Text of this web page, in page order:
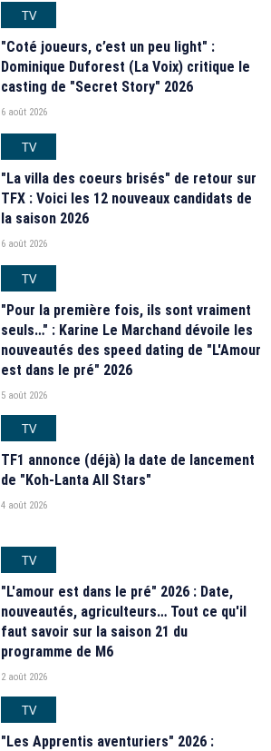
TV
"Coté joueurs, c’est un peu light" :
Dominique Duforest (La Voix) critique le
casting de "Secret Story" 2026
6 août 2026
TV
"La villa des coeurs brisés" de retour sur
TFX : Voici les 12 nouveaux candidats de
la saison 2026
6 août 2026
TV
"Pour la première fois, ils sont vraiment
seuls…" : Karine Le Marchand dévoile les
nouveautés des speed dating de "L'Amour
est dans le pré" 2026
5 août 2026
TV
TF1 annonce (déjà) la date de lancement
de "Koh-Lanta All Stars"
4 août 2026
TV
"L'amour est dans le pré" 2026 : Date,
nouveautés, agriculteurs… Tout ce qu'il
faut savoir sur la saison 21 du
programme de M6
2 août 2026
TV
"Les Apprentis aventuriers" 2026 :